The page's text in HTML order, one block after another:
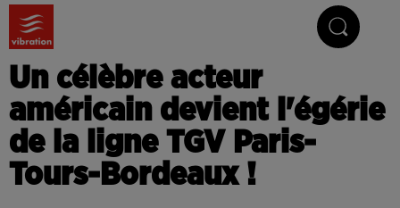
Un célèbre acteur
américain devient l'égérie
de la ligne TGV Paris-
Tours-Bordeaux !